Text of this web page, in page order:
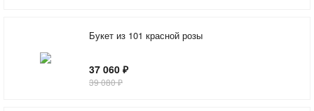
Букет из 101 красной розы
37 060 ₽
39 080 ₽